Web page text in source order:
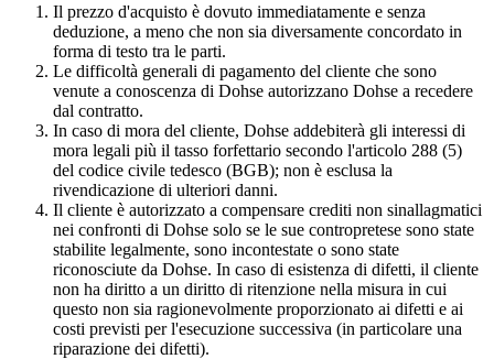
Il prezzo d'acquisto è dovuto immediatamente e senza
deduzione, a meno che non sia diversamente concordato in
forma di testo tra le parti.
Le difficoltà generali di pagamento del cliente che sono
venute a conoscenza di Dohse autorizzano Dohse a recedere
dal contratto.
In caso di mora del cliente, Dohse addebiterà gli interessi di
mora legali più il tasso forfettario secondo l'articolo 288 (5)
del codice civile tedesco (BGB); non è esclusa la
rivendicazione di ulteriori danni.
Il cliente è autorizzato a compensare crediti non sinallagmatici
nei confronti di Dohse solo se le sue contropretese sono state
stabilite legalmente, sono incontestate o sono state
riconosciute da Dohse. In caso di esistenza di difetti, il cliente
non ha diritto a un diritto di ritenzione nella misura in cui
questo non sia ragionevolmente proporzionato ai difetti e ai
costi previsti per l'esecuzione successiva (in particolare una
riparazione dei difetti).